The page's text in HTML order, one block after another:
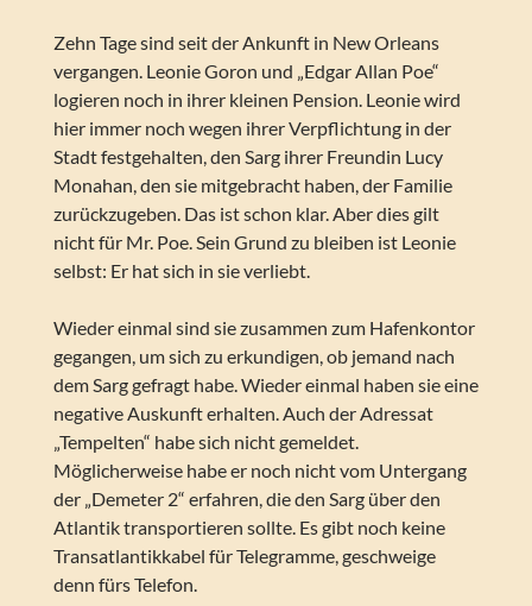
Zehn Tage sind seit der Ankunft in New Orleans
vergangen. Leonie Goron und „Edgar Allan Poe“
logieren noch in ihrer kleinen Pension. Leonie wird
hier immer noch wegen ihrer Verpflichtung in der
Stadt festgehalten, den Sarg ihrer Freundin Lucy
Monahan, den sie mitgebracht haben, der Familie
zurückzugeben. Das ist schon klar. Aber dies gilt
nicht für Mr. Poe. Sein Grund zu bleiben ist Leonie
selbst: Er hat sich in sie verliebt.
Wieder einmal sind sie zusammen zum Hafenkontor
gegangen, um sich zu erkundigen, ob jemand nach
dem Sarg gefragt habe. Wieder einmal haben sie eine
negative Auskunft erhalten. Auch der Adressat
„Tempelten“ habe sich nicht gemeldet.
Möglicherweise habe er noch nicht vom Untergang
der „Demeter 2“ erfahren, die den Sarg über den
Atlantik transportieren sollte. Es gibt noch keine
Transatlantikkabel für Telegramme, geschweige
denn fürs Telefon.